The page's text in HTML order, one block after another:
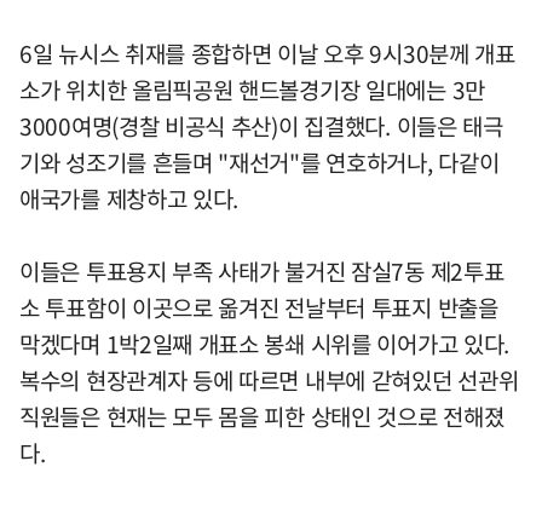
6일 뉴시스 취재를 종합하면 이날 오후 9시30분께 개표
소가 위치한 올림픽공원 핸드볼경기장 일대에는 3만
3000여명(경찰 비공식 추산)이 집결했다. 이들은 태극
기와 성조기를 흔들며 "재선거"를 연호하거나, 다같이
애국가를 제창하고 있다.
이들은 투표용지 부족 사태가 불거진 잠실7동 제2투표
소 투표함이 이곳으로 옮겨진 전날부터 투표지 반출을
막겠다며 1박2일째 개표소 봉쇄 시위를 이어가고 있다.
복수의 현장관계자 등에 따르면 내부에 갇혀있던 선관위
직원들은 현재는 모두 몸을 피한 상태인 것으로 전해졌
다.